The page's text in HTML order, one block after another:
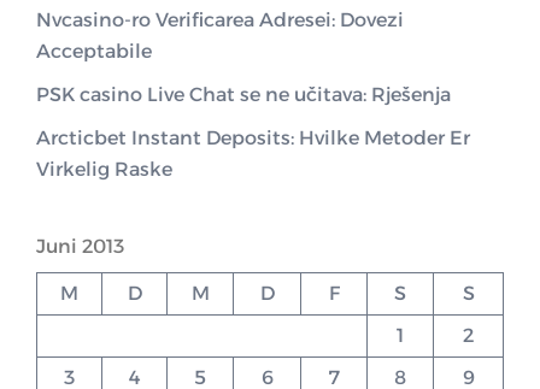
Nvcasino-ro Verificarea Adresei: Dovezi
Acceptabile
PSK casino Live Chat se ne učitava: Rješenja
Arcticbet Instant Deposits: Hvilke Metoder Er
Virkelig Raske
Juni 2013
M D M D F S
S
1
2
3
4 5 6 7 8 9